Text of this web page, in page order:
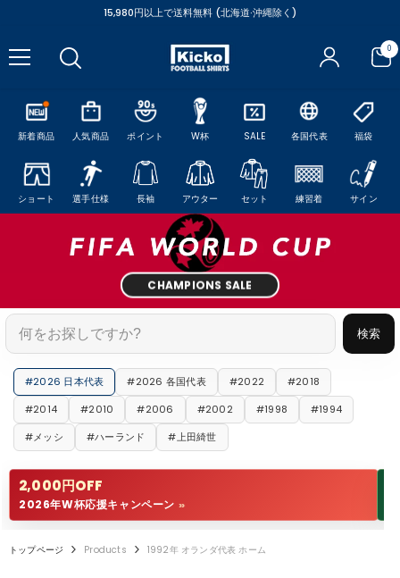
コンテンツにスキップ15,980円以上で送料無料 (北海道·沖縄除く)
00
ア
新着商品 人気商品 ポイント W杯 SALE 各国代表 福袋
ショート 選手仕様 長袖 アウター セット 練習着 サイン
CHAMPIONS SALE
検索
#2026 日本代表 #2026 各国代表 #2022
#2018
#2014
#2010 #2006 #2002 #1998
#1994
#メッシ
#ハーランド #上田綺世
2,000円OFF
2026年W杯応援キャンペーン >>
トップページ Products 1992年 オランダ代表 ホーム